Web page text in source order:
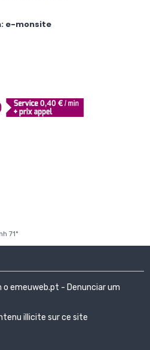
e-monsite
71°
o emeuweb.pt - Denunciar um
illicite sur ce site